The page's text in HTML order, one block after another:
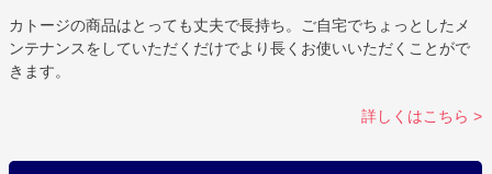
カトージの商品はとっても丈夫で長持ち。ご自宅でちょっとしたメ
ンテナンスをしていただくだけでより長くお使いいただくことがで
きます。
詳しくはこちら >